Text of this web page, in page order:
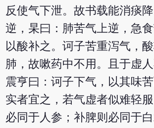
反使气下泄。故书载能消痰
逆，杲曰：肺苦气上逆，急食
以酸补之。诃子苦重泻气，
肺，故嗽药中不用。且于虚人
震亨曰：诃子下气，以其味
实者宜之，若气虚者似难轻
必同于人参；补脾则必同于